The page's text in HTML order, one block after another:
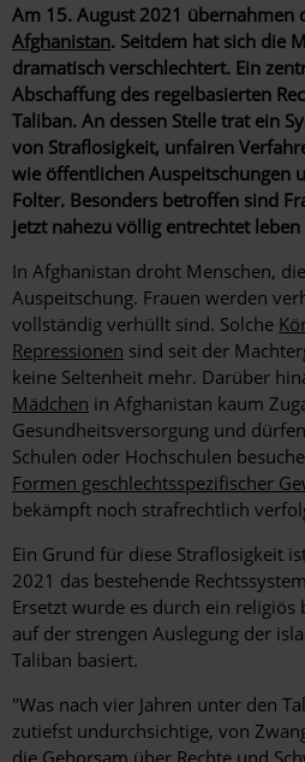
Am 15. August 2021 übernahmen
Afghanistan. Seitdem hat sich die
dramatisch verschlechtert. Ein
Abschaffung des regelbasierten
Taliban. An dessen Stelle trat ein
von Straflosigkeit, unfairen
wie öffentlichen Auspeitschungen
Folter. Besonders betroffen sind
jetzt nahezu völlig entrechtet leben
In Afghanistan droht Menschen,
Auspeitschung. Frauen werden
vollständig verhüllt sind. Solche
Repressionen sind seit der
keine Seltenheit mehr. Darüber
Mädchen in Afghanistan kaum
Gesundheitsversorgung und
Schulen oder Hochschulen
Formen geschlechtsspezifischer
bekämpft noch strafrechtlich
Ein Grund für diese Straflosigkeit
2021 das bestehende
Ersetzt wurde es durch ein religiös
auf der strengen Auslegung der
Taliban basiert.
"Was nach vier Jahren unter den
zutiefst undurchsichtige, von
die Gehorsam über Rechte und